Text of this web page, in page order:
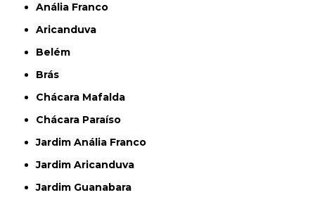
Anália Franco
Aricanduva
Belém
Brás
Chácara Mafalda
Chácara Paraíso
Jardim Anália Franco
Jardim Aricanduva
Jardim Guanabara